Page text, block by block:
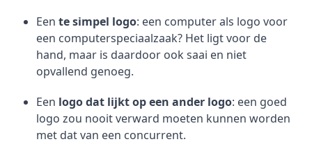
Een te simpel logo: een computer als logo voor
een computerspeciaalzaak? Het ligt voor de
hand, maar is daardoor ook saai en niet
opvallend genoeg.
Een logo dat lijkt op een ander logo: een goed
logo zou nooit verward moeten kunnen worden
met dat van een concurrent.